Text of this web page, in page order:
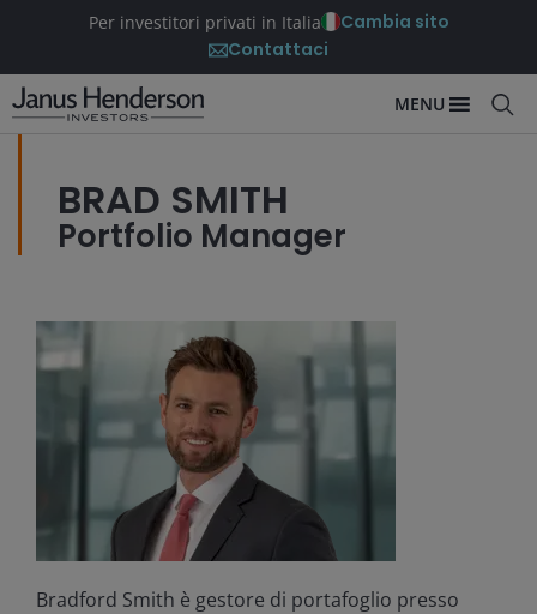
Per investitori privati in Italia
Cambia sito
Contattaci
MENU
BRAD SMITH
Portfolio Manager
Bradford Smith è gestore di portafoglio presso